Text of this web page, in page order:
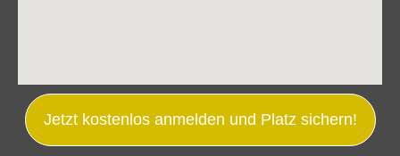
Jetzt kostenlos anmelden und Platz sichern!